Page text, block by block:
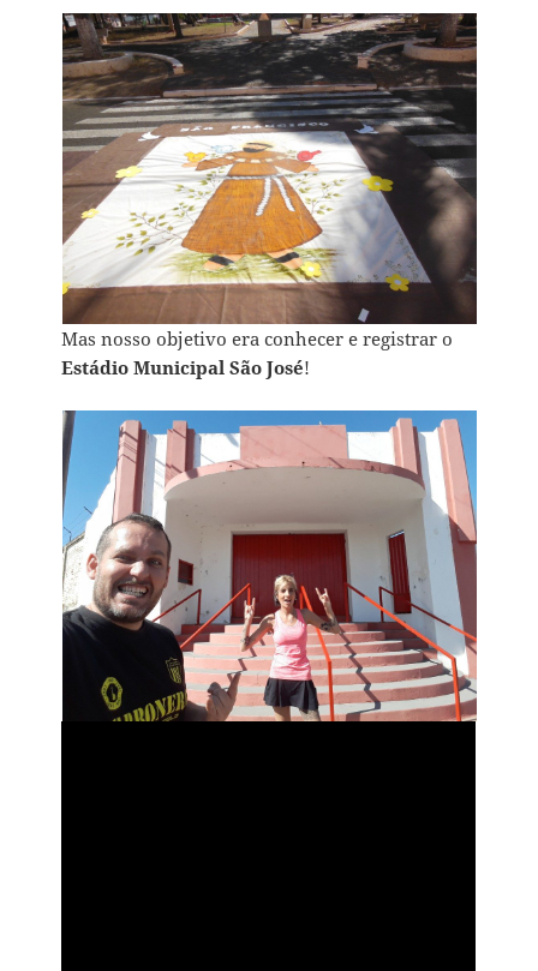
Mas nosso objetivo era conhecer e registrar o
Estádio Municipal São José!